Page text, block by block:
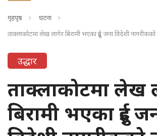
गृहपृष्ठ
घटना
ताक्लाकोटमा लेख लागेर बिरामी भएका दुई जना विदेशी नागरीकको
उद्धार
ताक्लाकोटमा लेख
बिरामी भएका दुई